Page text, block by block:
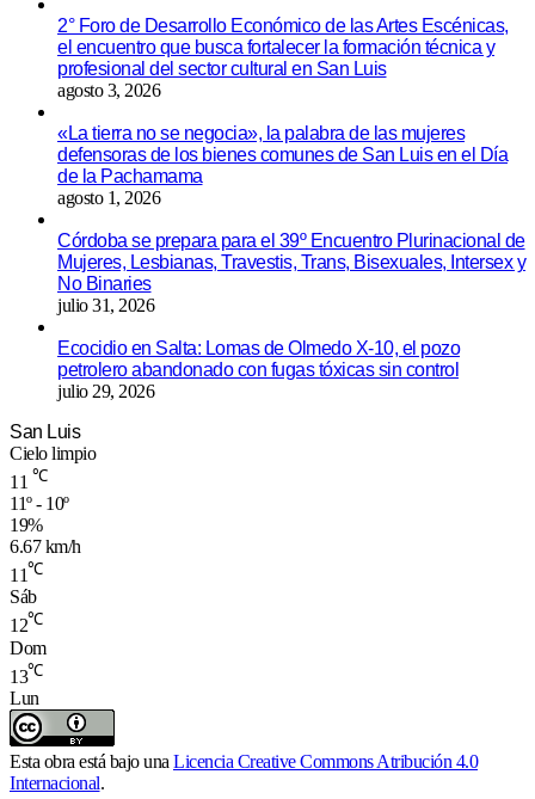
2° Foro de Desarrollo Económico de las Artes Escénicas,
el encuentro que busca fortalecer la formación técnica y
profesional del sector cultural en San Luis
agosto 3, 2026
«La tierra no se negocia», la palabra de las mujeres
defensoras de los bienes comunes de San Luis en el Día
de la Pachamama
agosto 1, 2026
Córdoba se prepara para el 39º Encuentro Plurinacional de
Mujeres, Lesbianas, Travestis, Trans, Bisexuales, Intersex y
No Binaries
julio 31, 2026
Ecocidio en Salta: Lomas de Olmedo X-10, el pozo
petrolero abandonado con fugas tóxicas sin control
julio 29, 2026
San Luis
Cielo limpio
11 ℃
11º - 10º
19%
6.67 km/h
11℃
Sáb
12℃
Dom
13℃
Lun
Esta obra está bajo una Licencia Creative Commons Atribución 4.0
Internacional.